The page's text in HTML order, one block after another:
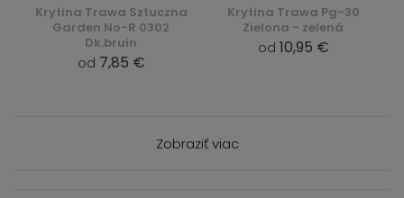
Krytina Trawa Sztuczna
Garden No-R 0302
Dk.bruin
od 7,85 €
Krytina Trawa Pg-30
Zielona - zelená
od 10,95 €
Zobraziť viac